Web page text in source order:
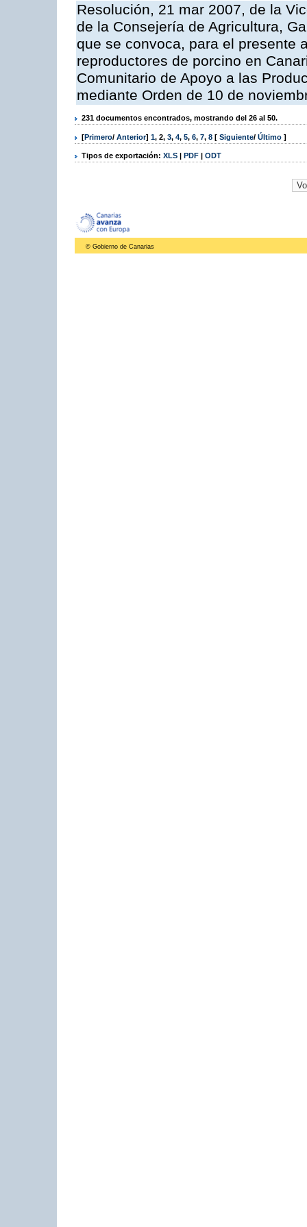
Resolución, 21 mar 2007, de la
de la Consejería de Agricultura,
que se convoca, para el presente
reproductores de porcino en
Comunitario de Apoyo a las
mediante Orden de 10 de
231 documentos encontrados, mostrando del 26 al 50.
[Primero/ Anterior] 1, 2, 3, 4, 5, 6, 7, 8 [ Siguiente/ Último ]
Tipos de exportación: XLS | PDF | ODT
© Gobierno de Canarias